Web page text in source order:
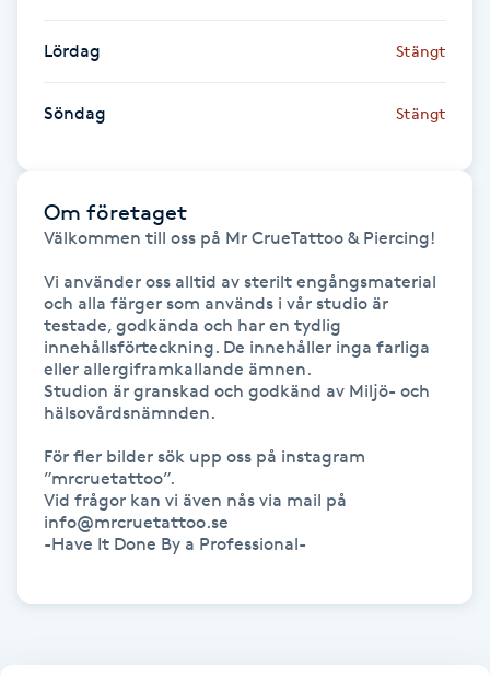
Gelenaglar
Gellack
Gravidmassage
Gravidyoga
Gruppträning
Gua Sha-massage
Hatha Yoga
Headspa
Healing
Lördag Stängt
Söndag Stängt
Om företaget
Välkommen till oss på Mr CrueTattoo & Piercing!
Vi använder oss alltid av sterilt engångsmaterial
och alla färger som används i vår studio är
testade, godkända och har en tydlig
innehållsförteckning. De innehåller inga farliga
eller allergiframkallande ämnen.
Studion är granskad och godkänd av Miljö- och
hälsovårdsnämnden.
För fler bilder sök upp oss på instagram
”mrcruetattoo”.
Vid frågor kan vi även nås via mail på
info@mrcruetattoo.se
-Have It Done By a Professional-